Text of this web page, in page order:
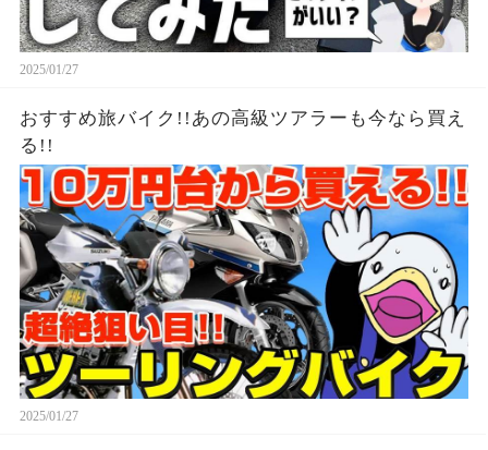
2025/01/27
おすすめ旅バイク!!あの高級ツアラーも今なら買え
る!!
2025/01/27